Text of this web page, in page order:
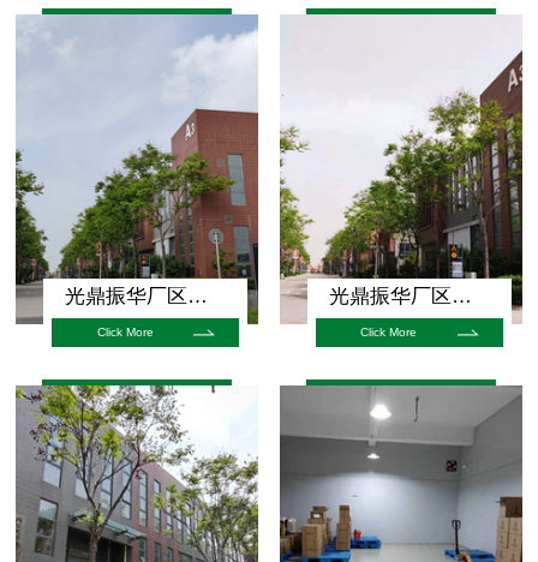
光鼎振华厂区展示
Click More
光鼎振华厂区展示
Click More